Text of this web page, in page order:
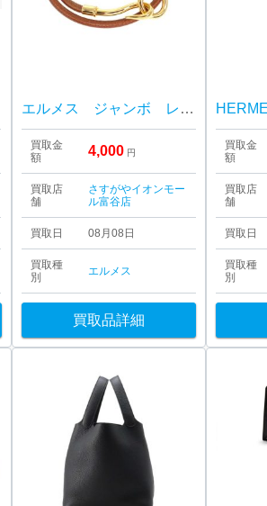
エルメス ジャンボ レザーブレスレッド
買取金
額
4,000 円
買取店
舗
さすがやイオンモー
ル富谷店
買取日 08月08日
買取種
別
エルメス
買取品詳細
買取金
額
買取店
舗
買取日
買取種
別